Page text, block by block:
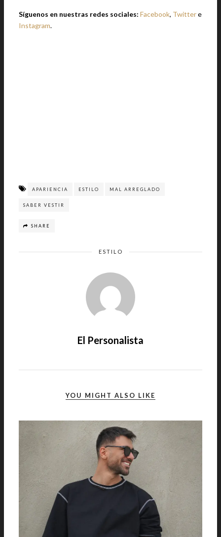
Síguenos en nuestras redes sociales: Facebook, Twittere
Instagram.
APARIENCIA ESTILO MAL ARREGLADO
SABER VESTIR
SHARE
ESTILO
El Personalista
YOU MIGHT ALSO LIKE